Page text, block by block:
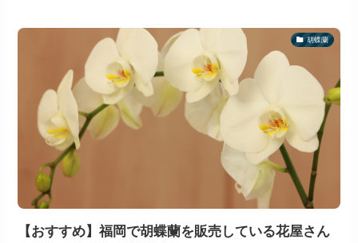
胡蝶蘭
【おすすめ】福岡で胡蝶蘭を販売している花屋さん